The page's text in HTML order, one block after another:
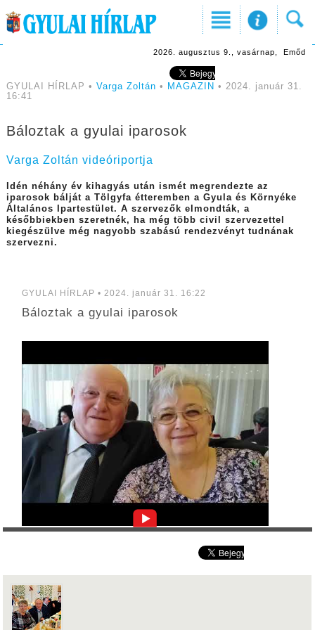
2026. augusztus 9., vasárnap, Emőd
GYULAI HÍRLAP • Varga Zoltán • MAGAZIN • 2024. január 31.
16:41
Báloztak a gyulai iparosok
Varga Zoltán videóriportja
Idén néhány év kihagyás után ismét megrendezte az
iparosok bálját a Tölgyfa étteremben a Gyula és Környéke
Általános Ipartestület. A szervezők elmondták, a
későbbiekben szeretnék, ha még több civil szervezettel
kiegészülve még nagyobb szabású rendezvényt tudnának
szervezni.
GYULAI HÍRLAP • 2024. január 31. 16:22
Báloztak a gyulai iparosok